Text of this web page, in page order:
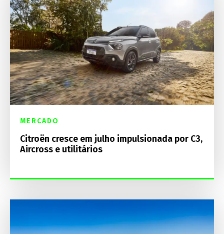
MERCADO
Citroën cresce em julho impulsionada por C3,
Aircross e utilitários